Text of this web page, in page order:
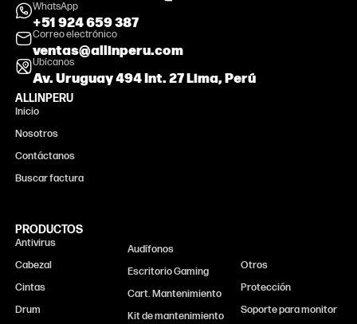
WhatsApp
+51 924 659 387
Correo electrónico
ventas@allinperu.com
Ubícanos
Av. Uruguay 494 Int. 27 Lima, Perú
ALLINPERU
Inicio
Nosotros
Contáctanos
Buscar factura
PRODUCTOS
Antivirus
Cabezal
Cintas
Drum
Audífonos
Escritorio Gaming
Cart. Mantenimiento
Kit de mantenimiento
Otros
Protección
Soporte para monitor